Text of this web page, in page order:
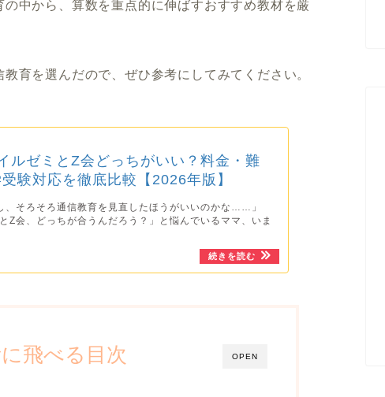
中から、算数を重点的に伸ばすおすすめ教材を厳
育を選んだので、ぜひ参考にしてみてください。
ルゼミとZ会どっちがいい？料金・難
験対応を徹底比較【2026年版】
、そろそろ通信教育を見直したほうがいいのかな……」
Z会、どっちが合うんだろう？」と悩んでいるママ、いま
OPEN
飛べる目次